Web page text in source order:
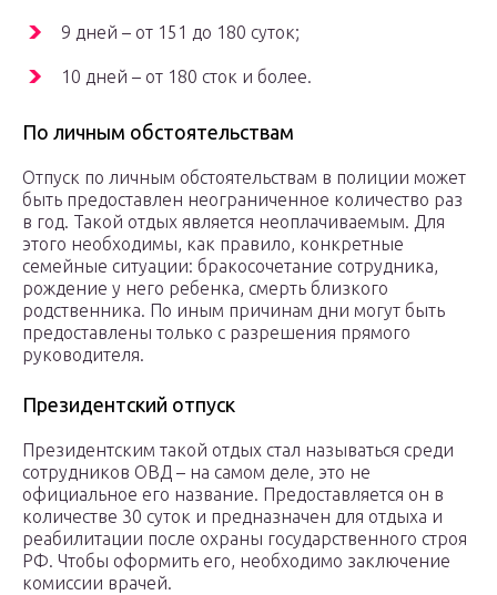
9 дней – от 151 до 180 суток;
10 дней – от 180 сток и более.
По личным обстоятельствам
Отпуск по личным обстоятельствам в полиции может
быть предоставлен неограниченное количество раз
в год. Такой отдых является неоплачиваемым. Для
этого необходимы, как правило, конкретные
семейные ситуации: бракосочетание сотрудника,
рождение у него ребенка, смерть близкого
родственника. По иным причинам дни могут быть
предоставлены только с разрешения прямого
руководителя.
Президентский отпуск
Президентским такой отдых стал называться среди
сотрудников ОВД – на самом деле, это не
официальное его название. Предоставляется он в
количестве 30 суток и предназначен для отдыха и
реабилитации после охраны государственного строя
РФ. Чтобы оформить его, необходимо заключение
комиссии врачей.